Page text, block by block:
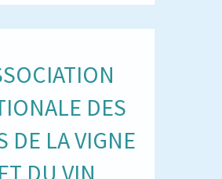
DES
DE LA VIGNE
ET DU VIN